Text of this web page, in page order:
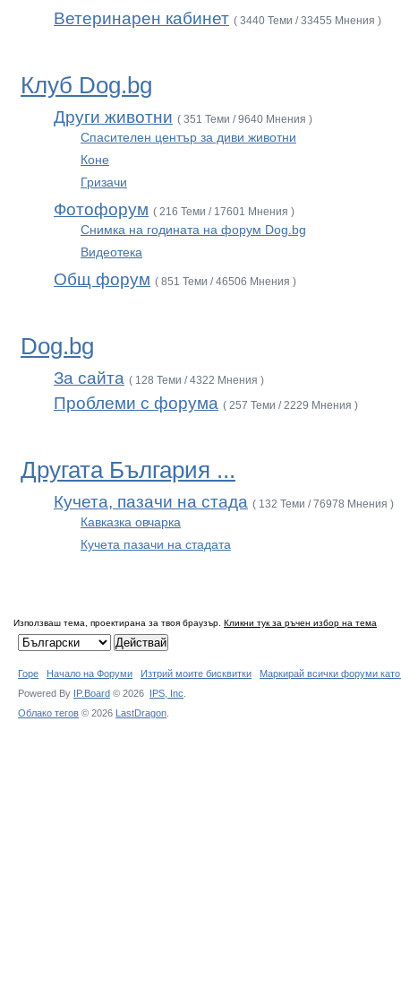
Ветеринарен кабинет ( 3440 Теми / 33455 Мнения )
Клуб Dog.bg
Други животни ( 351 Теми / 9640 Мнения )
Спасителен център за диви животни
Коне
Гризачи
Фотофорум ( 216 Теми / 17601 Мнения )
Снимка на годината на форум Dog.bg
Видеотека
Общ форум ( 851 Теми / 46506 Мнения )
Dog.bg
За сайта ( 128 Теми / 4322 Мнения )
Проблеми с форума ( 257 Теми / 2229 Мнения )
Другата България ...
Кучета, пазачи на стада ( 132 Теми / 76978 Мнения )
Кавказка овчарка
Кучета пазачи на стадата
Използваш тема, проектирана за твоя браузър. Кликни тук за ръчен избор на тема
Горе Начало на Форуми Изтрий моите бисквитки
Маркирай всички форуми
Powered By IP.Board © 2026 IPS, Inc
Облако тегов © 2026 LastDragon